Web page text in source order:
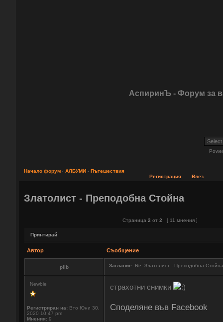
АспиринЪ - Форум за
Начало форум ‹ АЛБУМИ ‹ Пътешествия
Регистрация
Влез
Златолист - Преподобна Стойна
Страница 2 от 2 [ 11 мнения ]
Принтирай
Автор Съобщение
pllb Заглавие: Re: Златолист - Преподобна Стойна
Newbie
Регистриран на: Вто Юни 30,
2020 10:47 pm
Мнения: 9
страхотни снимки
Споделяне във Facebook